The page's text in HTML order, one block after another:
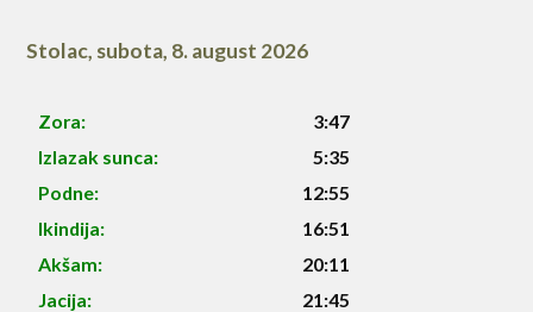
Stolac, subota, 8. august 2026
Zora:
3:47
Izlazak sunca:
5:35
Podne:
12:55
Ikindija:
16:51
Akšam:
20:11
Jacija:
21:45